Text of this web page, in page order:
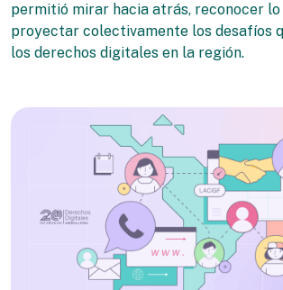
permitió mirar hacia atrás, reconocer
proyectar colectivamente los desafíos
los derechos digitales en la región.